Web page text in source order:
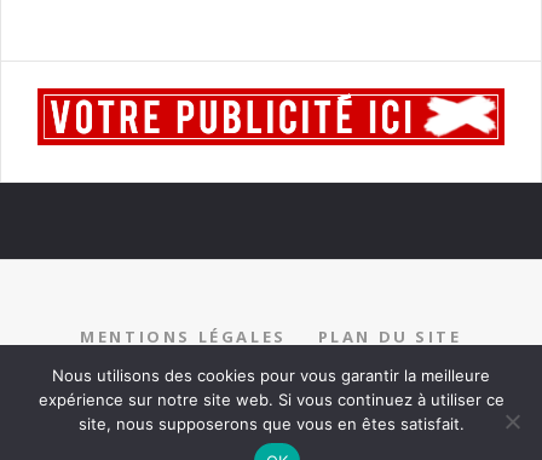
MENTIONS LÉGALES
PLAN DU SITE
RECRUTEMENT
PARTENARIAT CONTACT
Nous utilisons des cookies pour vous garantir la meilleure
expérience sur notre site web. Si vous continuez à utiliser ce
site, nous supposerons que vous en êtes satisfait.